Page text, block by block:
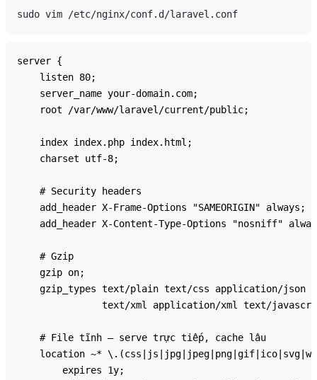
server {
    listen 80;
    server_name your-domain.com;
    root /var/www/laravel/current/public;
    index index.php index.html;
    charset utf-8;
    # Security headers
    add_header X-Frame-Options "SAMEORIGIN" always;
add_header X-Content-Type-Options "nosniff"
    # Gzip
    gzip on;
gzip_types text/plain text/css application/json
text/xml application/xml text/
    # File tĩnh — serve trực tiếp, cache lâu
location ~*
        expires 1y;